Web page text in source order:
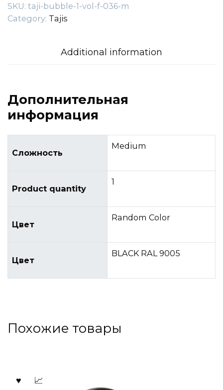
quantity
SKU: taji-bubble-1-vol-f-036-m
Category: Tajis
Additional information
Дополнительная
информация
Сложность
Medium
Product quantity
1
Цвет
Random Color
Цвет
BLACK RAL 9005
Похожие товары